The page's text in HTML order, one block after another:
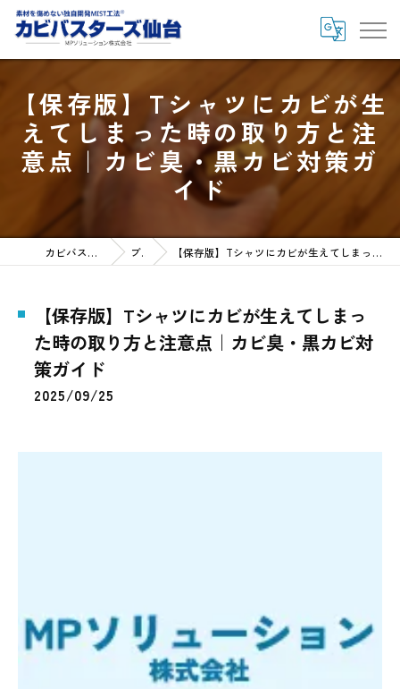
【保存版】Tシャツにカビが生
えてしまった時の取り方と注
意点｜カビ臭・黒カビ対策ガ
イド
カビバスターズ仙台HOME ブログ 【保存版】Tシャツにカビが生えてしまった時の取り方と注意点｜カビ臭・黒カビ対策ガイド
【保存版】Tシャツにカビが生えてしまっ
た時の取り方と注意点｜カビ臭・黒カビ対
策ガイド
2025/09/25